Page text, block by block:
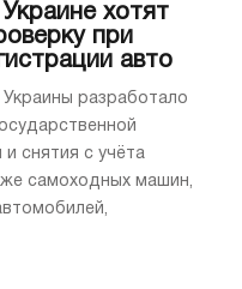
хотят
при
авто
разработало
и снятия с учёта
самоходных машин,